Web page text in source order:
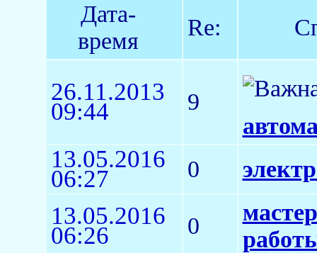
Дата-
время
Re:
26.11.2013
09:44
9
13.05.2016
06:27 0
13.05.2016
06:26 0